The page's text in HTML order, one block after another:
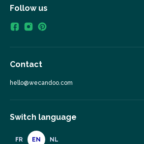
Follow us
Contact
hello@wecandoo.com
Switch language
FR EN NL